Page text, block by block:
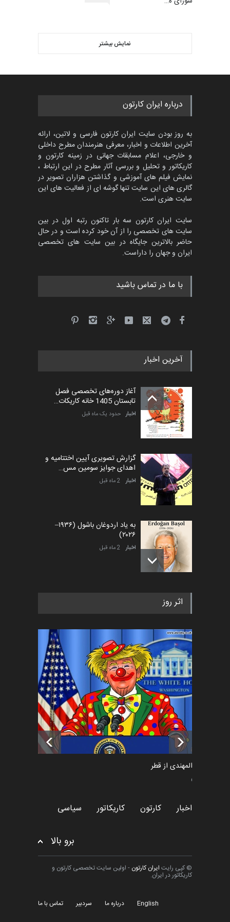
کتابخانۀ ممتا…
مسابقه بین‌المللی کارتون آیدین
دوغان، ترکیه،…
پنجمین مسابقۀ بین‌المللی
کارتون CARTUNION ، …
مهلت 3 ماه دیگر
مسابقۀ بین‌المللی کارتون و
کاریکاتور «البغلی…
مهلت
مهلت
پنجمین مسابقۀ بین‌المللی
مهلت 5 ماه دیگر
گالری حدود یک ماه قبل
نمایش بیشتر
درباره ایران کارتون
به روز بودن سایت ایران کارتون فارسی و لاتین، ارائه
آخرین اطلاعات و اخبار، معرفی هنرمندان مطرح داخلی
و خارجی، اعلام مسابقات جهانی در زمینه کارتون و
کاریکاتور و تحلیل و بررسی آثار مطرح در این ارتباط ،
نمایش فیلم های آموزشی و گذاشتن هزاران تصویر در
گالری های این سایت تنها گوشه ای از فعالیت های این
سایت هنری است.
سایت ایران کارتون سه بار تاکنون رتبه اول در بین
سایت های تخصصی را از آن خود کرده است و در حال
حاضر بالاترین جایگاه در بین سایت های تخصصی
ایران و جهان را داراست.
با ما در تماس باشید
آخرین اخبار
آغاز دوره‌های تخصصی فصل
تابستان 1405 خانه کاریکات…
اخبار حدود یک ماه قبل
گزارش تصویری آیین اختتامیه و
اهدای جوایز سومین مس…
اخبار 2 ماه قبل
به یاد اردوغان باشول (۱۹۳۶–
۲۰۲۶)
اخبار 2 ماه قبل
رویداد کارگاهی کارتون و پوستر
اخبار 6 ماه قبل
فراخوان رویداد کارگاهی کارتون و
پوستر "ایران سربل…
اخبار 6 ماه قبل
تسلیت به همکار | سهراب خیری
اخبار 6 ماه قبل
اثر روز
سعد المهندی از قطر
سیاسی
اخبار کارتون کاریکاتور سیاسی
برو بالا
© کپی رایت ایران کارتون - اولین سایت تخصصی کارتون و
کاریکاتور در ایران.
English درباره ما سردبیر تماس با ما